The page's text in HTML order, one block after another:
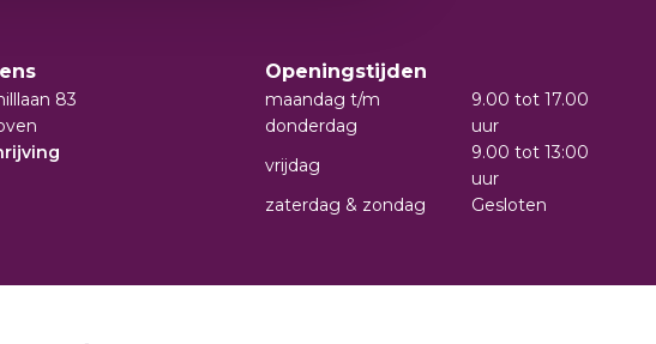
83
Openingstijden
maandag t/m
donderdag
9.00 tot 17.00
uur
vrijdag
9.00 tot 13:00
uur
zaterdag & zondag
Gesloten